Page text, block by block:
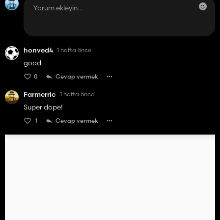
honved4 1 hafta önce
good
0 Cevap vermek
Farmerric 1 hafta önce
Super dope!
1 Cevap vermek